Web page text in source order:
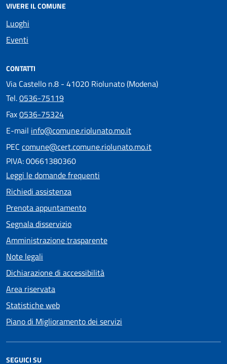
VIVERE IL COMUNE
Luoghi
Eventi
CONTATTI
Via Castello n.8 - 41020 Riolunato (Modena)
Tel.0536-75119
Fax0536-75324
E-mail info@comune.riolunato.mo.it
PEC comune@cert.comune.riolunato.mo.it
PIVA: 00661380360
Leggi le domande frequenti
Richiedi assistenza
Prenota appuntamento
Segnala disservizio
Amministrazione trasparente
Note legali
Dichiarazione di accessibilità
Area riservata
Statistiche web
Piano di Miglioramento dei servizi
SEGUICI SU